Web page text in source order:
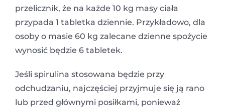
przelicznik, że na każde 10 kg masy ciała
przypada 1 tabletka dziennie. Przykładowo, dla
osoby o masie 60 kg zalecane dzienne spożycie
wynosić będzie 6 tabletek.
Jeśli spirulina stosowana będzie przy
odchudzaniu, najczęściej przyjmuje się ją rano
lub przed głównymi posiłkami, ponieważ